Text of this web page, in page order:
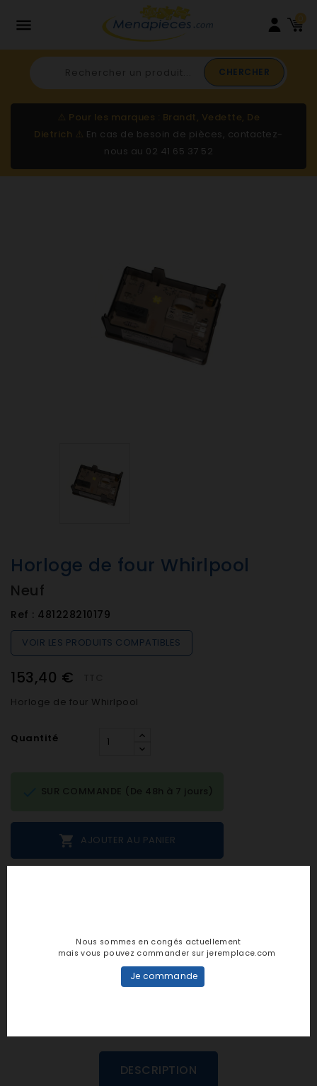
 0
CHERCHER
⚠️ Pour les marques : Brandt, Vedette, De
Dietrich ⚠️ En cas de besoin de pièces, contactez-
nous au 02 41 65 37 52
Horloge de four Whirlpool
Neuf
Ref : 481228210179
VOIR LES PRODUITS COMPATIBLES
153,40 €
Horloge de four Whirlpool
Quantité
 AJOUTER AU PANIER
SUR COMMANDE (De 48h à 7 jours)
personne n'a encore posté d'avis
dans cette langue
DESCRIPTION
Nous sommes en congés actuellement
mais vous pouvez commander sur jeremplace.com
Je commande